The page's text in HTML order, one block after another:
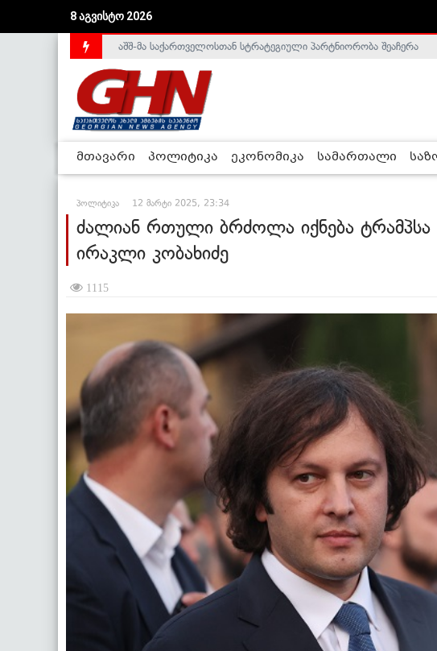
8 აგვისტო 2026
საქართველოს დე-ფაქტო მთავრობა არალეგიტიმურია - ჰელსინკის
აშშ-მა საქართველოსთან სტრატეგიული პარტნიორობა შეაჩერა
მთავარი პოლიტიკა ეკონომიკა სამართალი
პოლიტიკა 12 მარტი 2025, 23:34
ძალიან რთული ბრძოლა იქნება
ირაკლი კობახიძე
1115